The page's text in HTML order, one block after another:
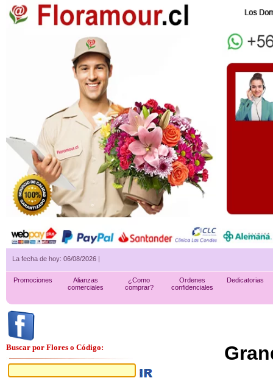
La fecha de hoy: 06/08/2026 |
Promociones
Alianzas
comerciales
¿Como
comprar?
Ordenes
confidenciales
Dedicatorias
Buscar por Flores o Código: